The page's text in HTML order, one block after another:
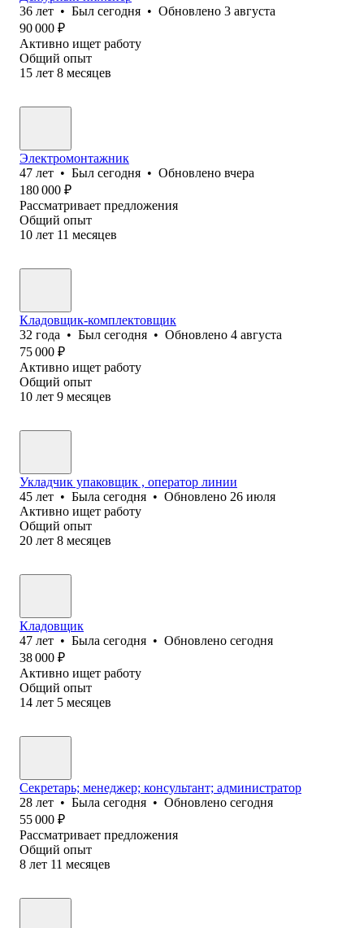
36 лет • Был сегодня • Обновлено 3 августа
90 000 ₽
Активно ищет работу
Общий опыт
15 лет 8 месяцев
Электромонтажник
47 лет • Был сегодня • Обновлено вчера
180 000 ₽
Рассматривает предложения
Общий опыт
10 лет 11 месяцев
Кладовщик-комплектовщик
32 года • Был сегодня • Обновлено 4 августа
75 000 ₽
Активно ищет работу
Общий опыт
10 лет 9 месяцев
Укладчик упаковщик , оператор линии
45 лет • Была сегодня • Обновлено 26 июля
Активно ищет работу
Общий опыт
20 лет 8 месяцев
Кладовщик
47 лет • Была сегодня • Обновлено сегодня
38 000 ₽
Активно ищет работу
Общий опыт
14 лет 5 месяцев
Секретарь; менеджер; консультант; администратор
28 лет • Была сегодня • Обновлено сегодня
55 000 ₽
Рассматривает предложения
Общий опыт
8 лет 11 месяцев